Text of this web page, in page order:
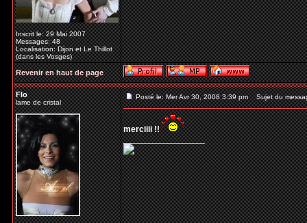
Inscrit le: 29 Mai 2007
Messages: 48
Localisation: Dijon et Le Thillot
(dans les Vosges)
Revenir en haut de page
Flo
lame de cristal
Posté le: Mer Avr 30, 2008 3:39 pm Sujet du
merciiii !!
_________________